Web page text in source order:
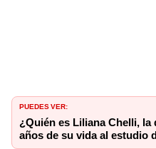
PUEDES VER:
¿Quién es Liliana Chelli, la
años de su vida al estudio